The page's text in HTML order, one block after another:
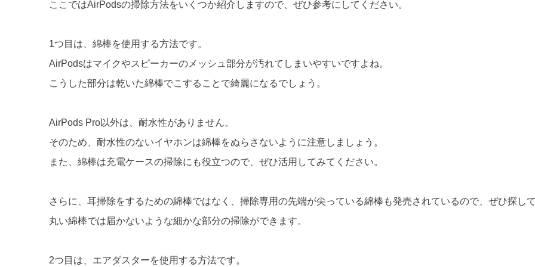
ここではAirPodsの掃除方法をいくつか紹介しますので、ぜひ参考にしてください。
1つ目は、綿棒を使用する方法です。
AirPodsはマイクやスピーカーのメッシュ部分が汚れてしまいやすいですよね。
こうした部分は乾いた綿棒でこすることで綺麗になるでしょう。
AirPods Pro以外は、耐水性がありません。
そのため、耐水性のないイヤホンは綿棒をぬらさないように注意しましょう。
また、綿棒は充電ケースの掃除にも役立つので、ぜひ活用してみてください。
さらに、耳掃除をするための綿棒ではなく、掃除専用の先端が尖っている綿棒も発売されているので、ぜひ探して
丸い綿棒では届かないような細かな部分の掃除ができます。
2つ目は、エアダスターを使用する方法です。